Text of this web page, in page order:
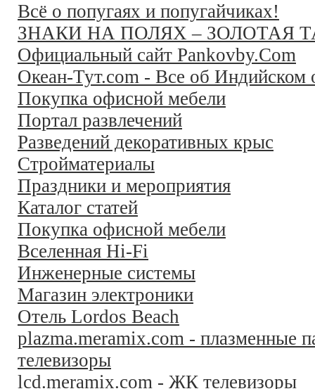
Всё о попугаях и попугайчиках!
ЗНАКИ НА ПОЛЯХ – ЗОЛОТАЯ
Официальный сайт Pankovby.Com
Океан-Тут.com - Все об Индийском
Покупка офисной мебели
Портал развлечений
Разведений декоративных крыс
Стройматериалы
Праздники и мероприятия
Каталог статей
Покупка офисной мебели
Вселенная Hi-Fi
Инженерные системы
Магазин электроники
Отель Lordos Beach
plazma.meramix.com - плазменные
телевизоры
lcd.meramix.com - ЖК телевизоры